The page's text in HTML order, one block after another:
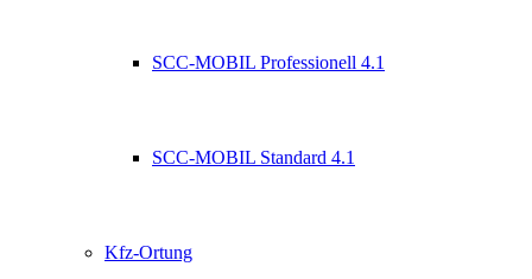
SCC-MOBIL Professionell 4.1
SCC-MOBIL Standard 4.1
Kfz-Ortung